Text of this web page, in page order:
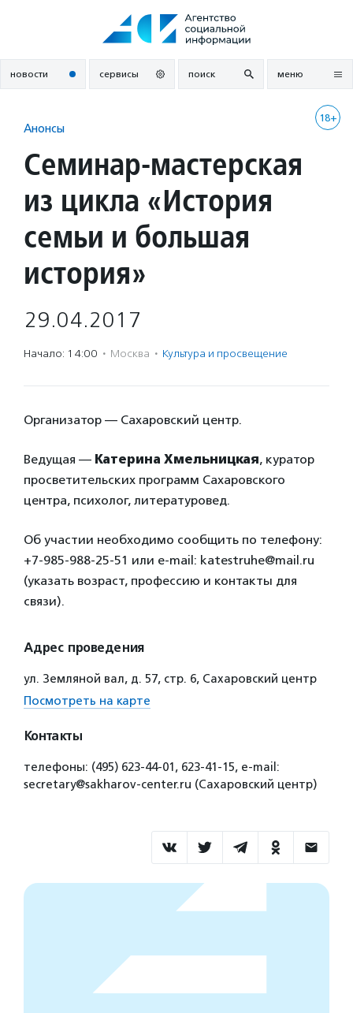
новости сервисы поиск меню
18+
Анонсы
Семинар-мастерская
из цикла «История
семьи и большая
история»
29.04.2017
Начало: 14:00 · Москва · Культура и просвещение
Организатор — Сахаровский центр.
Ведущая — Катерина Хмельницкая, куратор
просветительских программ Сахаровского
центра, психолог, литературовед.
Об участии необходимо сообщить по телефону:
+7-985-988-25-51 или e-mail: katestruhe@mail.ru
(указать возраст, профессию и контакты для
связи).
Адрес проведения
ул. Земляной вал, д. 57, стр. 6, Сахаровский центр
Посмотреть на карте
Контакты
телефоны: (495) 623-44-01, 623-41-15, e-mail:
secretary@sakharov-center.ru (Сахаровский центр)